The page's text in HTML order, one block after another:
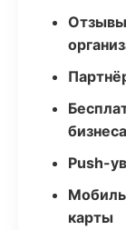
Отзывы
бизнеса
Push-
карты